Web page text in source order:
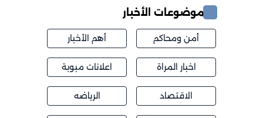
موضوعات الأخبار
أمن ومحاكم أهم الأخبار
اخبار المراة اعلانات مبوبة
الاقتصاد الرياضه